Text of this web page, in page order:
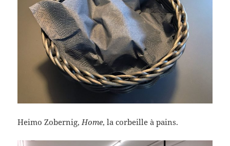
Heimo Zobernig,Home, la corbeille à pains.